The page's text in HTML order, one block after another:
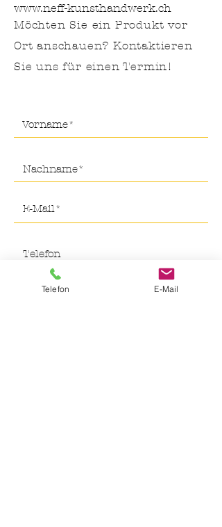
www.neff-kunsthandwerk.ch
Möchten Sie ein Produkt vor
Ort anschauen? Kontaktieren
Sie uns für einen Termin!
Telefon E-Mail